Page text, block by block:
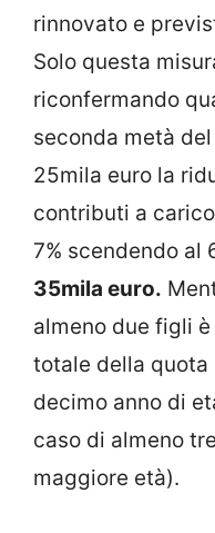
rinnovato e
Solo questa
riconfermando
seconda metà
25mila euro la
contributi a
7% scendendo al
35mila euro.
almeno due figli
totale della
decimo anno di
caso di almeno
maggiore età).